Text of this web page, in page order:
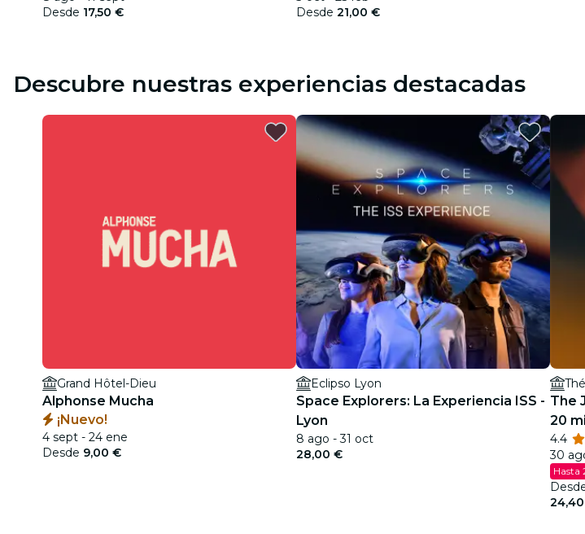
Desde 17,50 €
Desde 21,00 €
Descubre nuestras experiencias destacadas
Grand Hôtel-Dieu
Alphonse Mucha
¡Nuevo!
4 sept - 24 ene
Desde 9,00 €
Eclipso Lyon
Space Explorers: La Experiencia ISS -
Lyon
8 ago - 31 oct
28,00 €
The
20
4.4
30
Hasta